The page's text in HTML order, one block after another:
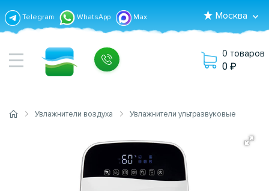
Telegram WhatsApp Max Москва
0 товаров
0
Увлажнители воздуха Увлажнители ультразвуковые